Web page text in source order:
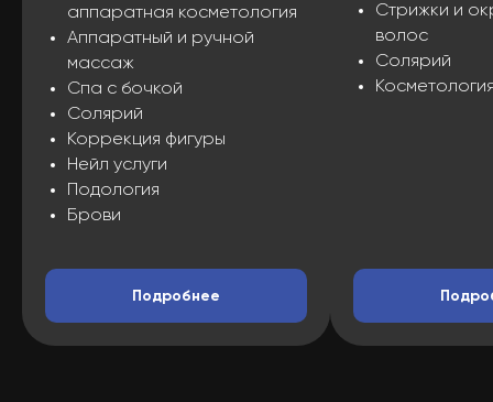
аппаратная косметология
Аппаратный и ручной
массаж
Спа с бочкой
Солярий
Коррекция фигуры
Нейл услуги
Подология
Брови
Подробнее
Стрижки и
волос
Солярий